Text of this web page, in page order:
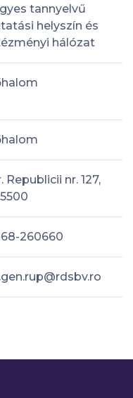
tannyelvű
helyszín és
hálózat
Republicii nr. 127,
260660